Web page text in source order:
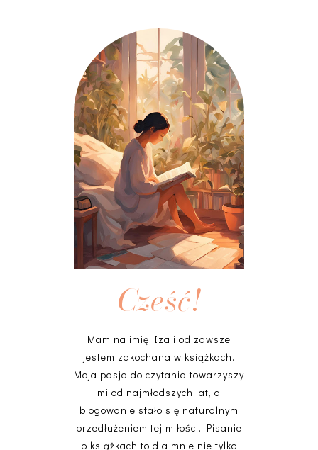
Cześć!
Mam na imię Iza i od zawsze
jestem zakochana w książkach.
Moja pasja do czytania towarzyszy
mi od najmłodszych lat, a
blogowanie stało się naturalnym
przedłużeniem tej miłości. Pisanie
o książkach to dla mnie nie tylko